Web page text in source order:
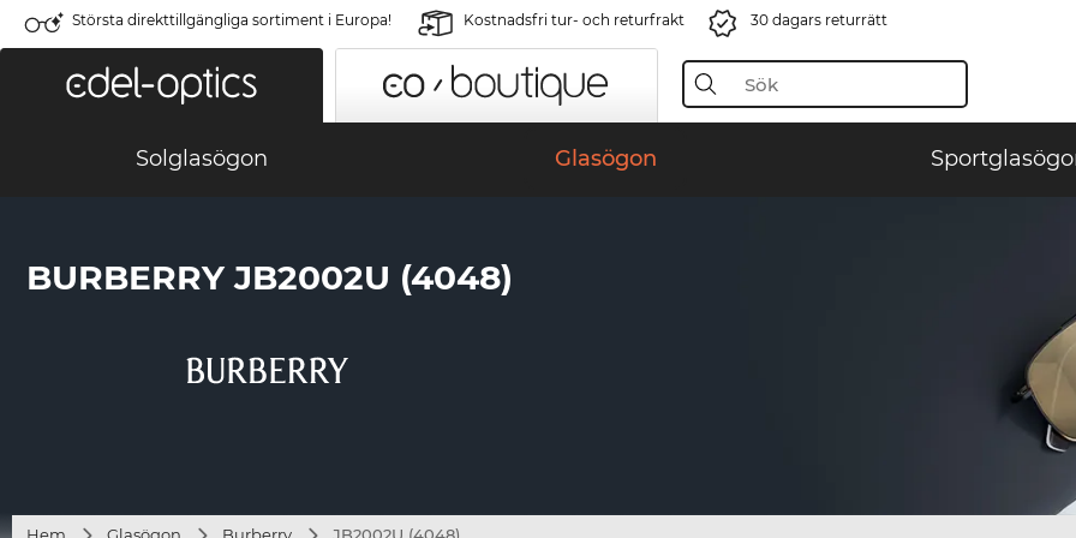
Största direkttillgängliga sortiment i Europa! Kostnadsfri tur- och returfrakt 30 dagars returrätt
Solglasögon Glasögon
BURBERRY JB2002U (4048)